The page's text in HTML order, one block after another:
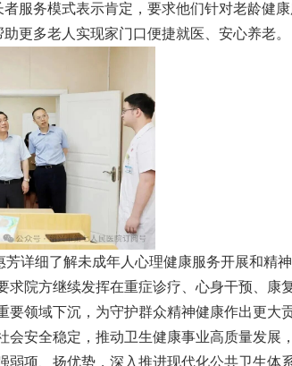
服务模式表示肯定，要求他们针对老龄健
更多老人实现家门口便捷就医、安心养老。
详细了解未成年人心理健康服务开展和精
院方继续发挥在重症诊疗、心身干预、康
领域下沉，为守护群众精神健康作出更大贡
安全稳定，推动卫生健康事业高质量发展
项、扬优势，深入推进现代化公共卫生体